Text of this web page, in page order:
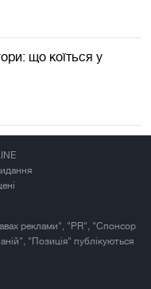
що коїться у
реклами", "PR", "Спонсор
"Позиція" публікуються